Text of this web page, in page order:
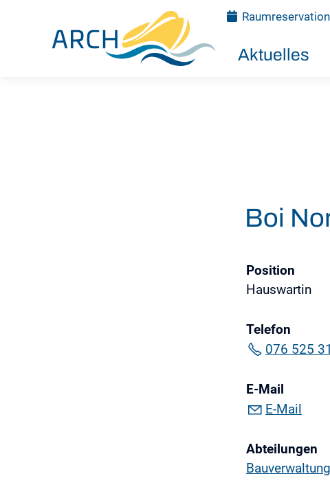
Aktuelles
Raumreservation
Boi
Position
Hauswartin
Telefon
076 525
E-Mail
E-Mail
Abteilungen
Bauverwaltung